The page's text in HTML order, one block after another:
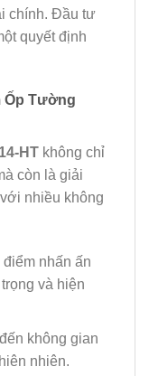
chính. Đầu tư
quyết định
Ốp Tường
HT không chỉ
còn là giải
nhiều không
điểm nhấn ấn
và hiện
không gian
nhiên.